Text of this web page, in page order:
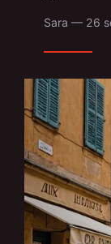
Sara — 26